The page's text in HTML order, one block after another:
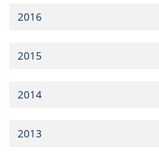
2016
2015
2014
2013